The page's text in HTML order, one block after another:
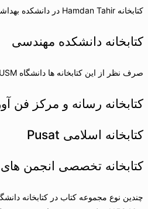
كتابخانه Hamdan Tahir در دانشكده بهداشت
كتابخانه دانشكده مهندسی
صرف نظر از این كتابخانه ها دانشگاه USM (یو اس ام) همچنین كتابخانه های دیگری نیزدارد كه شامل موارد زیر است:
كتابخانه رسانه و مركز فن
كتابخانه اسلامی Pusat
كتابخانه تخصصی انجمن